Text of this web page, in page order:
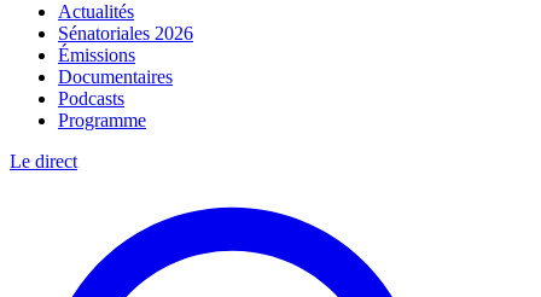
Actualités
Sénatoriales 2026
Émissions
Documentaires
Podcasts
Programme
Le direct